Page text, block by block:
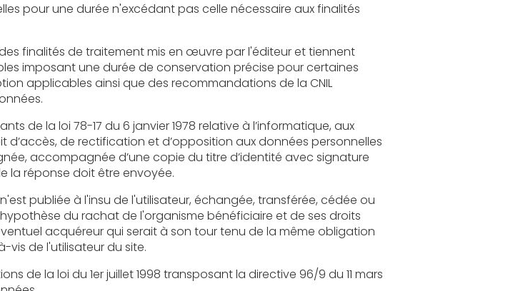
n'excédant pas celle nécessaire aux finalités
de traitement mis en œuvre par l'éditeur et tiennent
conservation précise pour certaines
des recommandations de la CNIL
6 janvier 1978 relative à l’informatique, aux
données personnelles
pièce, en précisant l’adresse à laquelle la réponse doit être envoyée.
l'utilisateur, échangée, transférée, cédée ou
bénéficiaire et de ses droits
tenu de la même obligation
de conservation et de modification des données vis-à-vis de l'utilisateur du site.
juillet 1998 transposant la directive 96/9 du 11 mars